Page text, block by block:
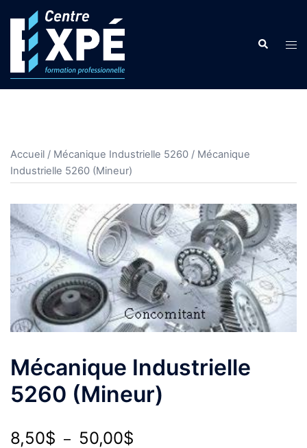
Accueil / Mécanique Industrielle 5260 / Mécanique
Industrielle 5260 (Mineur)
Mécanique Industrielle
5260 (Mineur)
8,50$ – 50,00$